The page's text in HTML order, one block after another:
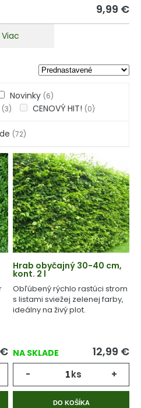
9,99 €
Viac
Novinky (6)
(3) CENOVÝ HIT! (0)
(72)
€
Hrab obyčajný 30-40 cm,
kont. 2 l
Obľúbený rýchlo rastúci strom
s listami sviežej zelenej farby,
ideálny na živý plot.
NA SKLADE 12,99 €
- ks +
DO KOŠÍKA